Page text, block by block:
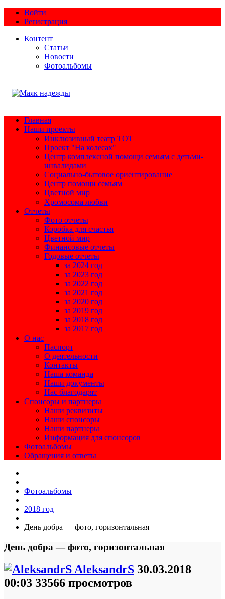
Войти
Регистрация
Контент
Статьи
Новости
Фотоальбомы
Главная
Наши проекты
Инклюзивный театр ТОТ
Проект "На колесах"
Центр комплексной помощи семьям с детьми-
инвалидами
Социально-бытовое ориентирование
Центр помощи семьям
Цветной мир
Хромосома любви
Отчеты
Фото отчеты
Коробка для счастья
Цветной мир
Финансовые отчеты
Годовые отчеты
за 2024 год
за 2023 год
за 2022 год
за 2021 год
за 2020 год
за 2019 год
за 2018 год
за 2017 год
О нас
Паспорт
О деятельности
Контакты
Наша команда
Наши документы
Нас благодарят
Спонсоры и партнеры
Наши реквизиты
Наши спонсоры
Наши партнеры
Информация для спонсоров
Фотоальбомы
Обращения и ответы
Фотоальбомы
2018 год
День добра — фото, горизонтальная
День добра — фото, горизонтальная
AleksandrS 30.03.2018
00:03 33566 просмотров